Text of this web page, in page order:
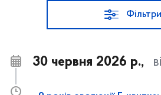
Фільтри
30 червня 2026 р.,